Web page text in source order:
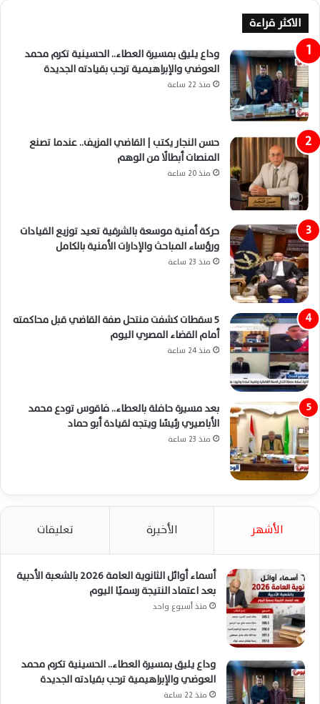
الاكثر قراءة
وداع يليق بمسيرة العطاء.. الحسينية تكرم محمد
العوضي والإبراهيمية ترحب بقيادته الجديدة
منذ 22 ساعة
حسن النجار يكتب | القاضي المزيف.. عندما تصنع
المنصات أبطالًا من الوهم
منذ 20 ساعة
حركة أمنية موسعة بالشرقية تعيد توزيع القيادات
ورؤساء المباحث والإدارات الأمنية بالكامل
منذ 23 ساعة
5 سقطات كشفت منتحل صفة القاضي قبل محاكمته
أمام القضاء المصري اليوم
منذ 24 ساعة
بعد مسيرة حافلة بالعطاء.. فاقوس تودع محمد
الأباصيري رئيسًا ويتجه لقيادة أبو حماد
منذ 23 ساعة
الأشهر الأخيرة تعليقات
أسماء أوائل الثانوية العامة 2026 بالشعبة الأدبية
بعد اعتماد النتيجة رسميًا اليوم
منذ أسبوع واحد
وداع يليق بمسيرة العطاء.. الحسينية تكرم محمد
العوضي والإبراهيمية ترحب بقيادته الجديدة
منذ 22 ساعة